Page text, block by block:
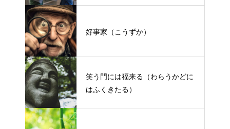
好事家（こうずか）
笑う門には福来る（わらうかどに
はふくきたる）